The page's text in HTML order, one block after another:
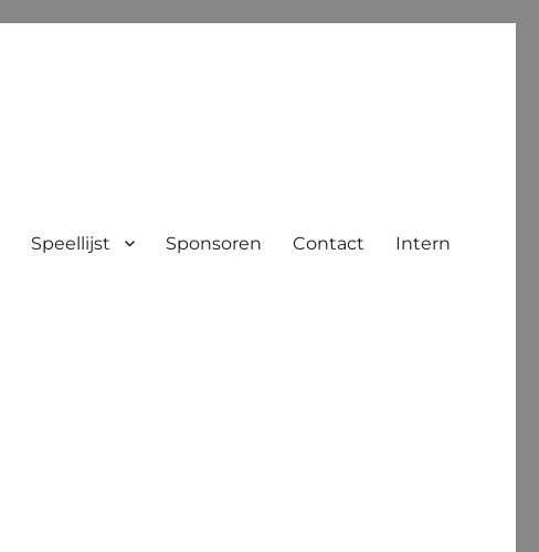
Speellijst Sponsoren Contact Intern